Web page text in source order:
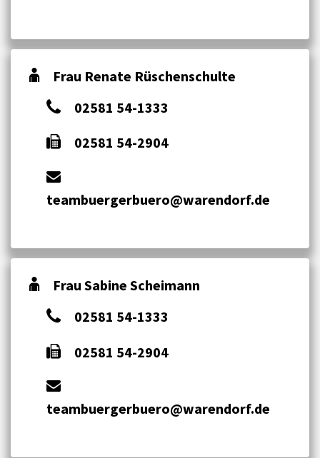
Frau Renate Rüschenschulte
02581 54-1333
02581 54-2904
teambuergerbuero@warendorf.de
Frau Sabine Scheimann
02581 54-1333
02581 54-2904
teambuergerbuero@warendorf.de